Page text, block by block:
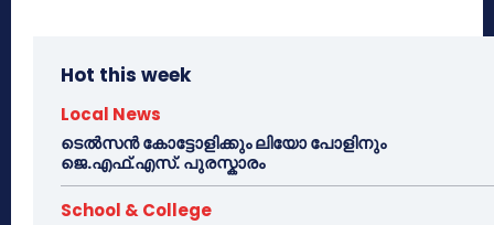
Hot this week
Local News
ടെൽസൻ കോട്ടോളിക്കും ലിയോ പോളിനും
ജെ.എഫ്.എസ്. പുരസ്കാരം
School & College